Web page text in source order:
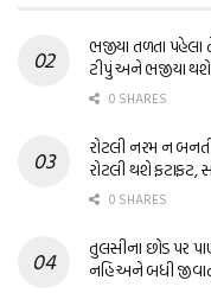
ભજીયા તળતા
ટીપું અને ભજીયા
0 SHARES
રોટલી નરમ ન
રોટલી થશે
0 SHARES
તુલસીના છોડ પર
નહિ અને બધી